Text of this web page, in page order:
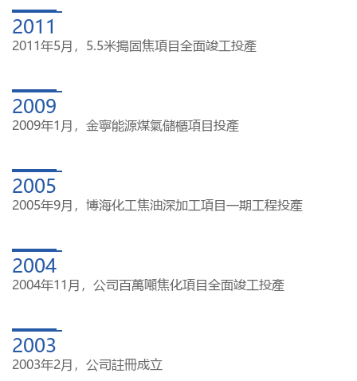
2011
2011年5月，5.5米搗固焦項目全面竣工投產
2009
2009年1月，金寧能源煤氣儲櫃項目投產
2005
2005年9月，博海化工焦油深加工項目一期工程投產
2004
2004年11月，公司百萬噸焦化項目全面竣工投產
2003
2003年2月，公司註冊成立